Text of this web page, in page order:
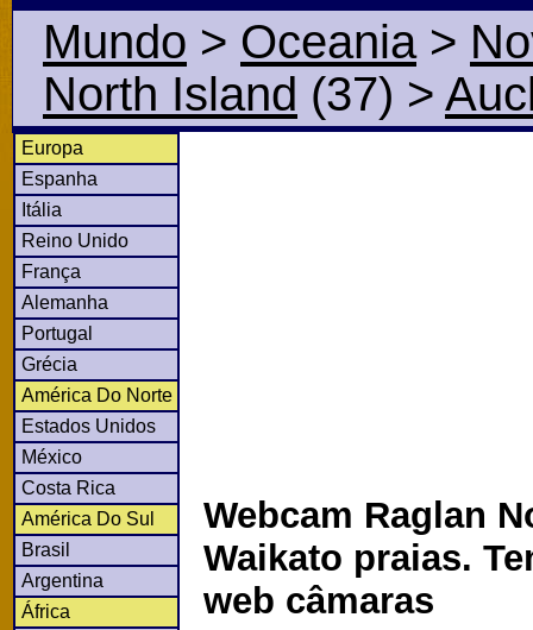
Mundo > Oceania>
North Island (37) >
Europa
Espanha
Itália
Reino Unido
França
Alemanha
Portugal
Grécia
América Do Norte
Estados Unidos
México
Costa Rica
América Do Sul
Brasil
Argentina
África
Webcam Raglan
Waikato praias.
web câmaras